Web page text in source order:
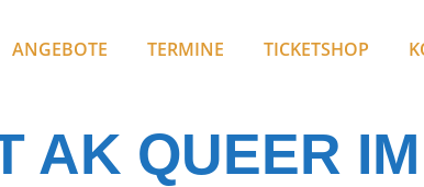
ANGEBOTE TERMINE TICKETSHOP
AK QUEER